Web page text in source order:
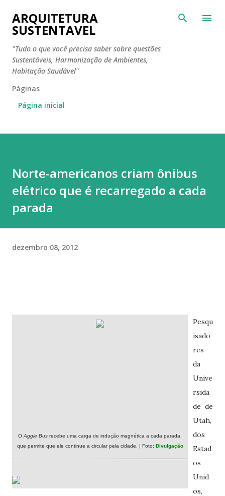
Pular para o conteúdo principal
ARQUITETURA
SUSTENTAVEL
"Tudo o que você precisa saber sobre questões
Sustentáveis, Harmonização de Ambientes,
Habitação Saudável"
Páginas
Página inicial
Norte-americanos criam ônibus
elétrico que é recarregado a cada
parada
dezembro 08, 2012
O Aggie Bus recebe uma carga de indução magnética a cada parada,
que permite que ele continue a circular pela cidade. | Foto: Divulgação
Pesqu
isado
res
da
Unive
rsida
de de
Utah,
dos
Estad
os
Unid
os,